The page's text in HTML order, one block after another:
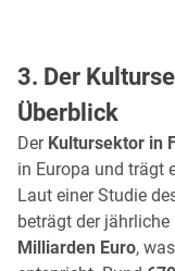
3. Der
Überblick
Der Kultursektor in
in Europa und trägt
Laut einer Studie
beträgt der
Milliarden Euro,